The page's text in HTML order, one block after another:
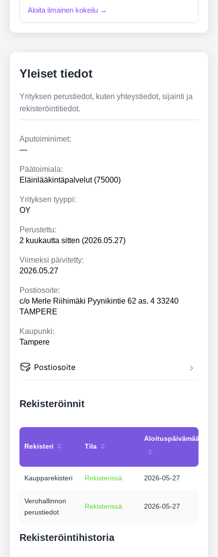
Aloita ilmainen kokeilu →
Yleiset tiedot
Yrityksen perustiedot, kuten yhteystiedot, sijainti ja
rekisteröintitiedot.
Aputoiminimet:
—
Päätoimiala:
Eläinlääkintäpalvelut (75000)
Yrityksen tyyppi:
OY
Perustettu:
2 kuukautta sitten (2026.05.27)
Viimeksi päivitetty:
2026.05.27
Postiosoite:
c/o Merle Riihimäki Pyynikintie 62 as. 4 33240
TAMPERE
Kaupunki:
Tampere
Postiosoite
Rekisteröinnit
Rekisteri Tila
Aloituspäivämäärä
Kaupparekisteri Rekisterissä 2026-05-27
Verohallinnon
perustiedot
Rekisterissä 2026-05-27
Rekisteröintihistoria